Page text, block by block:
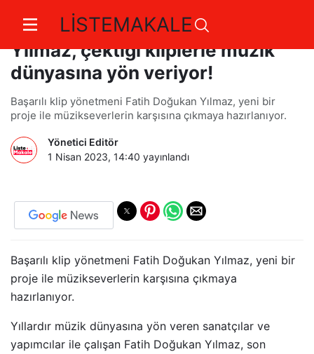
LİSTEMAKALE
Başarılı yönetmen Fatih Doğukan
Yılmaz, çektiği kliplerle müzik
dünyasına yön veriyor!
Başarılı klip yönetmeni Fatih Doğukan Yılmaz, yeni bir
proje ile müzikseverlerin karşısına çıkmaya hazırlanıyor.
Yönetici Editör
1 Nisan 2023, 14:40 yayınlandı
Başarılı klip yönetmeni Fatih Doğukan Yılmaz, yeni bir
proje ile müzikseverlerin karşısına çıkmaya
hazırlanıyor.
Yıllardır müzik dünyasına yön veren sanatçılar ve
yapımcılar ile çalışan Fatih Doğukan Yılmaz, son